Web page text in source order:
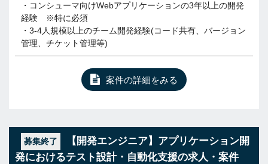
・コンシューマ向けWebアプリケーションの3年以上の開発
経験 ※特に必須
・3-4人規模以上のチーム開発経験(コード共有、バージョン
管理、チケット管理等)
案件の詳細をみる
募集終了
【開発エンジニア】アプリケーション開
発におけるテスト設計・自動化支援の求人・案件